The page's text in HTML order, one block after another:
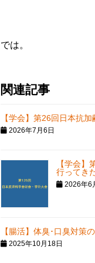
では。
関連記事
【学会】第26回日本抗
2026年7月6日
【学会】
行ってき
2026年6
【腸活】体臭･口臭対策
2025年10月18日